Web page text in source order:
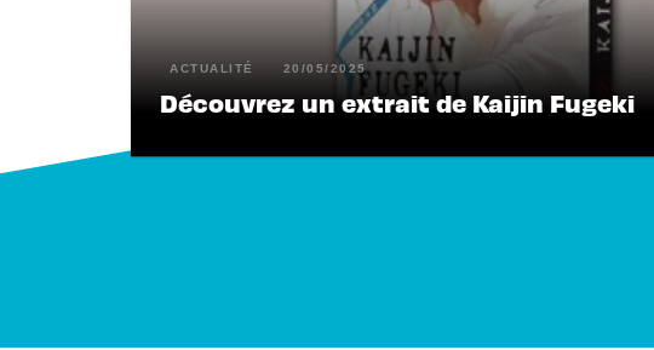
ACTUALITÉ 20/05/2025
Découvrez un extrait de Kaijin Fugeki